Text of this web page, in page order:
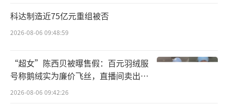
升。
作，产品满足更多的应用需求，在市场占有率
持续提升下亦带动公司智能手机领域营业收入
显著增长。
科达制造近75亿元重组被否
2026-08-06 09:48:59
“超女”陈西贝被曝售假：百元羽绒服
号称鹅绒实为廉价飞丝，直播间卖出超
百万元
2026-08-06 09:42:26